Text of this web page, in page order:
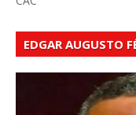
EDGAR AUGUSTO